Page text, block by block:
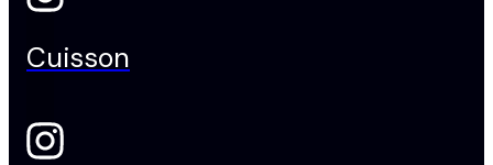
Cuisson